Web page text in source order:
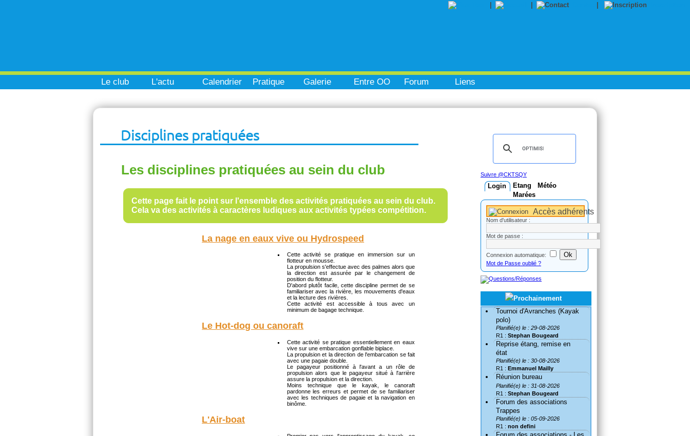
Le club L'actu Calendrier Pratique Galerie Entre OO Forum Liens
Disciplines pratiquées
Les disciplines pratiquées au sein du club
Cette page fait le point sur l'ensemble des activités pratiquées au sein du club.
Cela va des activités à caractères ludiques aux activités typées compétition.
La nage en eaux vive ou Hydrospeed
Cette activité se pratique en immersion sur un
flotteur en mousse.
La propulsion s'effectue avec des palmes alors que
la direction est assurée par le changement de
position du flotteur.
D'abord plutôt facile, cette discipline permet de se
familiariser avec la rivière, les mouvements d'eaux
et la lecture des rivières.
Cette activité est accessible à tous avec un
minimum de bagage technique.
Le Hot-dog ou canoraft
Cette activité se pratique essentiellement en eaux
vive sur une embarcation gonflable biplace.
La propulsion et la direction de l'embarcation se fait
avec une pagaie double.
Le pagayeur positionné à l'avant a un rôle de
propulsion alors que le pagayeur situé à l'arrière
assure la propulsion et la direction.
Moins technique que le kayak, le canoraft
pardonne les erreurs et permet de se familiariser
avec les techniques de pagaie et la navigation en
binôme.
L'Air-boat
Suivre @CKTSQY
Login Etang
Météo
Marées
Accès adhérents
Nom d'utilisateur :
Mot de passe :
Connexion automatique:
Mot de Passe oublié ?
Tournoi d'Avranches (Kayak
polo)
Planifié(e) le : 29-08-2026
R1 : Stephan Bougeard
Reprise étang, remise en
état
Planifié(e) le : 30-08-2026
R1 : Emmanuel Mailly
Réunion bureau
Planifié(e) le : 31-08-2026
R1 : Stephan Bougeard
Forum des associations
Trappes
Planifié(e) le : 05-09-2026
R1 : non defini